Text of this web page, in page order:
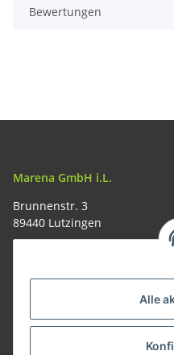
Alle
Bewertungen
Marena GmbH i.L.
Brunnenstr. 3
89440 Lutzingen